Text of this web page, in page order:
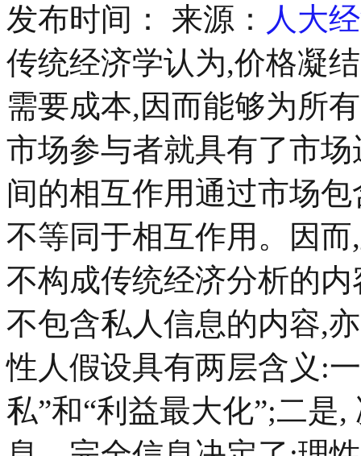
发布时间： 来源： 人大
传统经济学认为,价格凝
需要成本,因而能够为所
市场参与者就具有了市
间的相互作用通过市场
不等同于相互作用。因
不构成传统经济分析的
不包含私人信息的内容,
性人假设具有两层含义:
私”和“利益最大化”;二是